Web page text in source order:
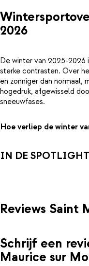
2026
De winter van 2025-2026
sterke contrasten. Over
en zonniger dan normaal,
hogedruk, afgewisseld
sneeuwfases.
Hoe verliep de winter
IN DE SPOTLIGHT
Reviews Saint
Schrijf een
Maurice sur